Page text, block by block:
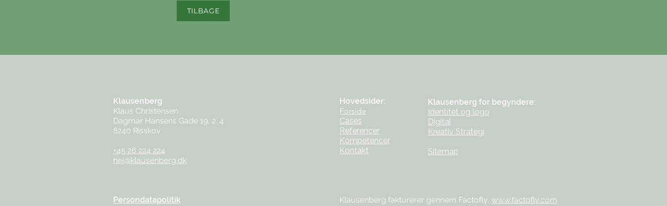
TILBAGE
Klausenberg
Klaus Christensen
Dagmar Hansens Gade 19, 2. 4
8240 Risskov
+45 26 224 224
hej@klausenberg.dk
Hovedsider:
Forside
Cases
Referencer
Kompetencer
Kontakt
Klausenberg for begyndere:
Identitet og logo
Digital
Kreativ Strategi
Sitemap
Persondatapolitik Klausenberg fakturerer gennem Factofly, www.factofly.com